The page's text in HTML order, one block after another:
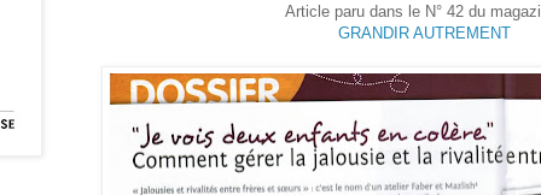
Article paru dans le N° 42 du
GRANDIR AUTREMENT